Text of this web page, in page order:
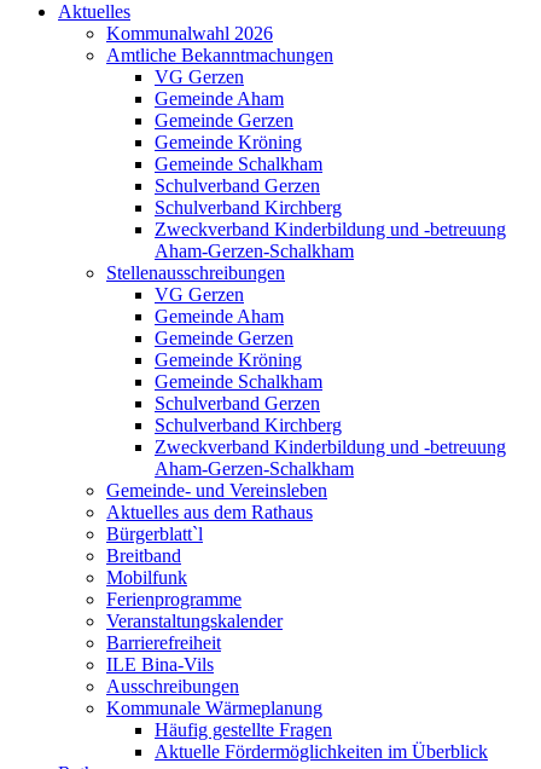
Aktuelles
Kommunalwahl 2026
Amtliche Bekanntmachungen
VG Gerzen
Gemeinde Aham
Gemeinde Gerzen
Gemeinde Kröning
Gemeinde Schalkham
Schulverband Gerzen
Schulverband Kirchberg
Zweckverband Kinderbildung und -betreuung
Aham-Gerzen-Schalkham
Stellenausschreibungen
VG Gerzen
Gemeinde Aham
Gemeinde Gerzen
Gemeinde Kröning
Gemeinde Schalkham
Schulverband Gerzen
Schulverband Kirchberg
Zweckverband Kinderbildung und -betreuung
Aham-Gerzen-Schalkham
Gemeinde- und Vereinsleben
Aktuelles aus dem Rathaus
Bürgerblatt`l
Breitband
Mobilfunk
Ferienprogramme
Veranstaltungskalender
Barrierefreiheit
ILE Bina-Vils
Ausschreibungen
Kommunale Wärmeplanung
Häufig gestellte Fragen
Aktuelle Fördermöglichkeiten im Überblick